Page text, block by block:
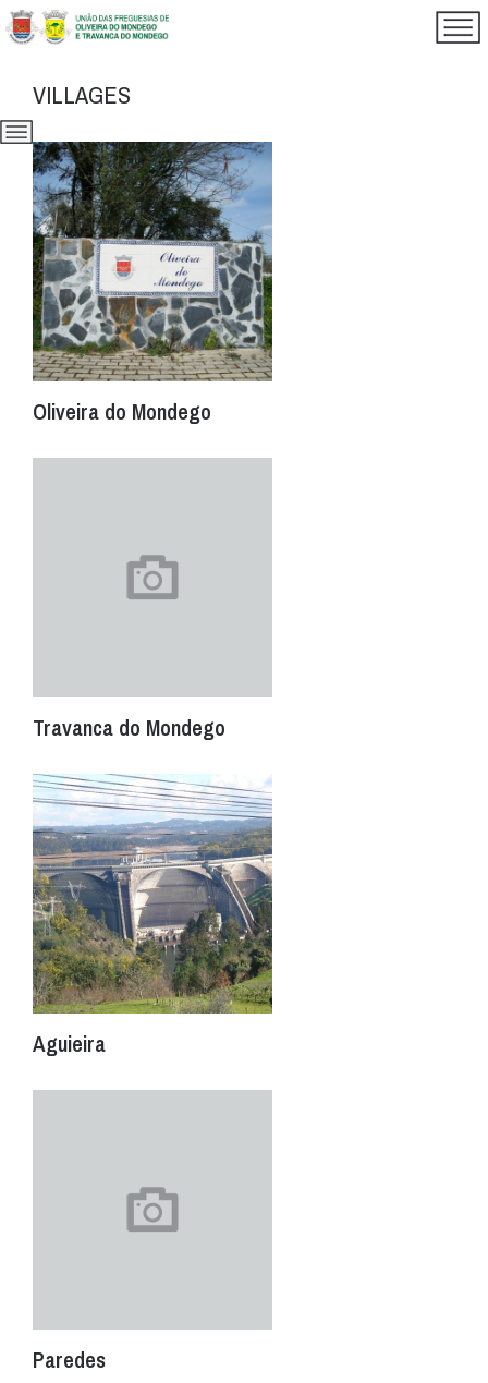
VILLAGES
Oliveira do Mondego
Travanca do Mondego
Aguieira
Paredes